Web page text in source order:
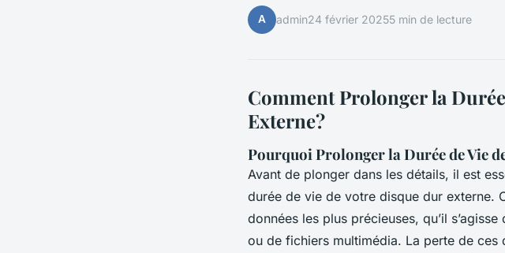
A admin24 février 20255 min de lecture
Comment Prolonger la
Externe?
Pourquoi Prolonger la Durée de Vie
Avant de plonger dans les détails, il est
durée de vie de votre disque dur externe.
données les plus précieuses, qu’il
ou de fichiers multimédia. La perte de